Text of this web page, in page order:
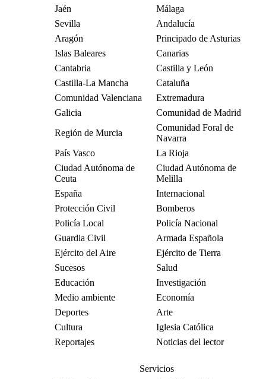
Jaén
Málaga
Sevilla
Andalucía
Aragón
Principado de Asturias
Islas Baleares
Canarias
Cantabria
Castilla y León
Castilla-La Mancha
Cataluña
Comunidad Valenciana
Extremadura
Galicia
Comunidad de Madrid
Región de Murcia
Comunidad Foral de
Navarra
País Vasco
La Rioja
Ciudad Autónoma de
Ceuta
Ciudad Autónoma de
Melilla
España
Internacional
Protección Civil
Bomberos
Policía Local
Policía Nacional
Guardia Civil
Armada Española
Ejército del Aire
Ejército de Tierra
Sucesos
Salud
Educación
Investigación
Medio ambiente
Economía
Deportes
Arte
Cultura
Iglesia Católica
Reportajes
Noticias del lector
Servicios